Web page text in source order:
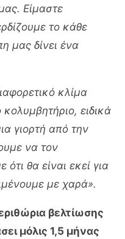
Είμαστε
το κάθε
μας δίνει ένα
κλίμα
ειδικά
γιορτή από την
να τον
θα είναι εκεί για
με χαρά».
βελτίωσης
μόλις 1,5 μήνας